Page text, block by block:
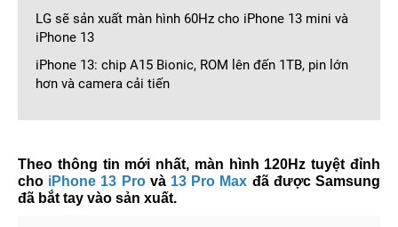
LG sẽ sản xuất màn hình 60Hz cho iPhone 13 mini và
iPhone 13
iPhone 13: chip A15 Bionic, ROM lên đến 1TB, pin lớn
hơn và camera cải tiến
Theo thông tin mới nhất, màn hình 120Hz tuyệt đỉnh
cho iPhone 13 Provà 13 Pro Max đã được Samsung
đã bắt tay vào sản xuất.